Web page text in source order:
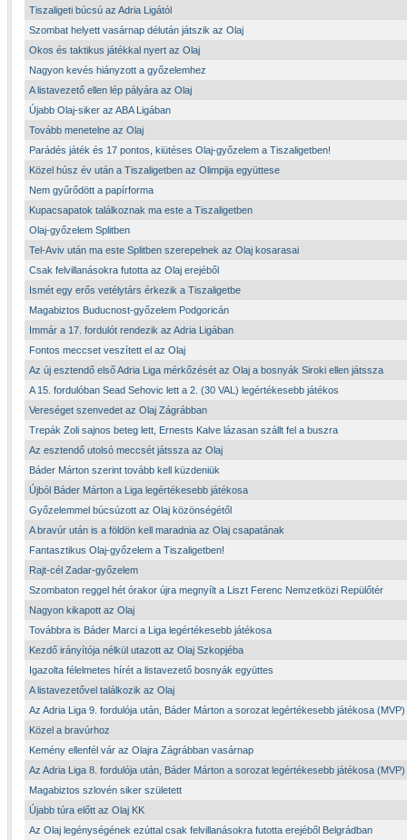
Tiszaligeti búcsú az Adria Ligától
Szombat helyett vasárnap délután játszik az Olaj
Okos és taktikus játékkal nyert az Olaj
Nagyon kevés hiányzott a győzelemhez
A listavezető ellen lép pályára az Olaj
Újabb Olaj-siker az ABA Ligában
Tovább menetelne az Olaj
Parádés játék és 17 pontos, kiütéses Olaj-győzelem a Tiszaligetben!
Közel húsz év után a Tiszaligetben az Olimpija együttese
Nem gyűrődött a papírforma
Kupacsapatok találkoznak ma este a Tiszaligetben
Olaj-győzelem Splitben
Tel-Aviv után ma este Splitben szerepelnek az Olaj kosarasai
Csak felvillanásokra futotta az Olaj erejéből
Ismét egy erős vetélytárs érkezik a Tiszaligetbe
Magabiztos Buducnost-győzelem Podgoricán
Immár a 17. fordulót rendezik az Adria Ligában
Fontos meccset veszített el az Olaj
Az új esztendő első Adria Liga mérkőzését az Olaj a bosnyák Siroki ellen játssza
A 15. fordulóban Sead Sehovic lett a 2. (30 VAL) legértékesebb játékos
Vereséget szenvedet az Olaj Zágrábban
Trepák Zoli sajnos beteg lett, Ernests Kalve lázasan szállt fel a buszra
Az esztendő utolsó meccsét játssza az Olaj
Báder Márton szerint tovább kell küzdeniük
Újból Báder Márton a Liga legértékesebb játékosa
Győzelemmel búcsúzott az Olaj közönségétől
A bravúr után is a földön kell maradnia az Olaj csapatának
Fantasztikus Olaj-győzelem a Tiszaligetben!
Rajt-cél Zadar-győzelem
Szombaton reggel hét órakor újra megnyílt a Liszt Ferenc Nemzetközi Repülőtér
Nagyon kikapott az Olaj
Továbbra is Báder Marci a Liga legértékesebb játékosa
Kezdő irányítója nélkül utazott az Olaj Szkopjéba
Igazolta félelmetes hírét a listavezető bosnyák együttes
A listavezetővel találkozik az Olaj
Az Adria Liga 9. fordulója után, Báder Márton a sorozat legértékesebb játékosa (MVP)
Közel a bravúrhoz
Kemény ellenfél vár az Olajra Zágrábban vasárnap
Az Adria Liga 8. fordulója után, Báder Márton a sorozat legértékesebb játékosa (MVP)
Magabiztos szlovén siker született
Újabb túra előtt az Olaj KK
Az Olaj legénységének ezúttal csak felvillanásokra futotta erejéből Belgrádban